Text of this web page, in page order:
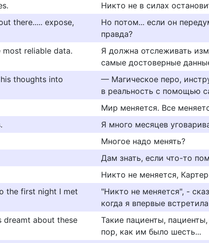
Никто не в силах
there..... expose,
Но потом... если он
правда?
reliable data.
Я должна отслеживать
самые достоверные
thoughts into
— Магическое перо,
в реальность с помощью
Мир меняется. Все
Я много месяцев
Многое надо менять?
Дам знать, если что-то
Никто не меняется,
the first night I met
"Никто не меняется", -
когда я впервые
dreamt about these
Такие пациенты,
пор, как им было шесть...